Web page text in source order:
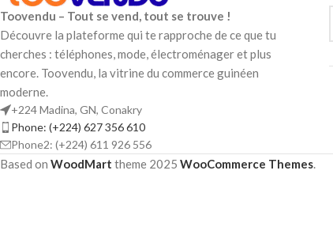
Toovendu – Tout se vend, tout se trouve !
Découvre la plateforme qui te rapproche de ce que tu
cherches : téléphones, mode, électroménager et plus
encore. Toovendu, la vitrine du commerce guinéen
moderne.
+224 Madina, GN, Conakry
Phone: (+224) 627 356 610
Phone2: (+224) 611 926 556
Based on WoodMart theme 2025 WooCommerce Themes